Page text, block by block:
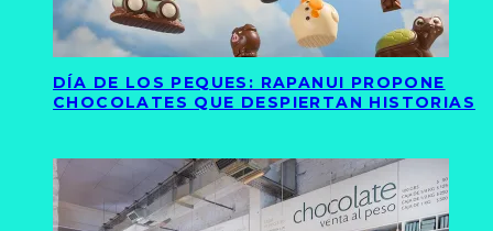
DÍA DE LOS PEQUES: RAPANUI PROPONE
CHOCOLATES QUE DESPIERTAN HISTORIAS